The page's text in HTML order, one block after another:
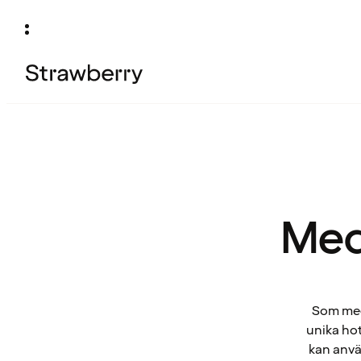
Som
unika
kan